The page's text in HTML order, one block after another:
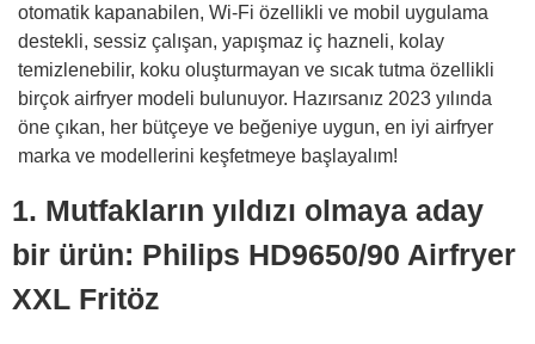
otomatik kapanabilen, Wi-Fi özellikli ve mobil uygulama
destekli, sessiz çalışan, yapışmaz iç hazneli, kolay
temizlenebilir, koku oluşturmayan ve sıcak tutma özellikli
birçok airfryer modeli bulunuyor. Hazırsanız 2023 yılında
öne çıkan, her bütçeye ve beğeniye uygun, en iyi airfryer
marka ve modellerini keşfetmeye başlayalım!
1. Mutfakların yıldızı olmaya aday
bir ürün: Philips HD9650/90 Airfryer
XXL Fritöz